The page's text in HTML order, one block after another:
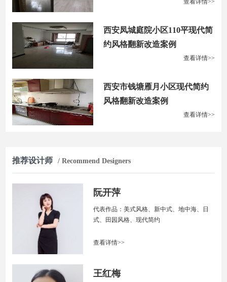
西安凤城庭院小区110平现代简
约风格翻新改造案例
查看详情>>
西安市钱塘雁月小区现代简约
风格翻新改造案例
查看详情>>
推荐设计师 / Recommend Designers
阮开萍
代表作品：美式风格、新中式、地中海、日
式、田园风格、现代简约
查看详情>>
王红梅